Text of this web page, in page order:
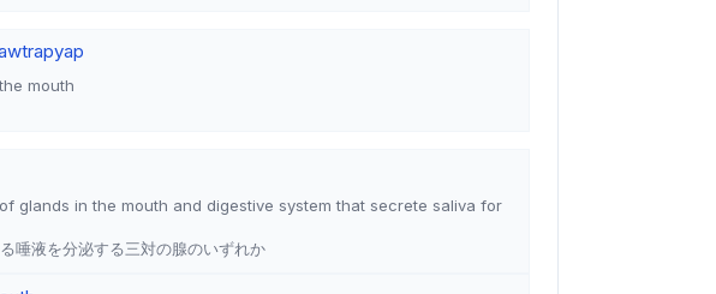
trapyap
mouth
glands in the mouth and digestive system that secrete saliva for
唾液を分泌する三対の腺のいずれか